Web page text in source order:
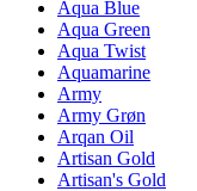
Aqua Blue
Aqua Green
Aqua Twist
Aquamarine
Army
Army Grøn
Arqan Oil
Artisan Gold
Artisan's Gold